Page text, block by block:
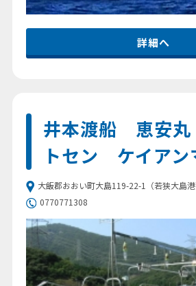
詳細へ
井本渡船 恵安丸
トセン ケイアン
大飯郡おおい町大島119-22-1（若狭大島港
0770771308